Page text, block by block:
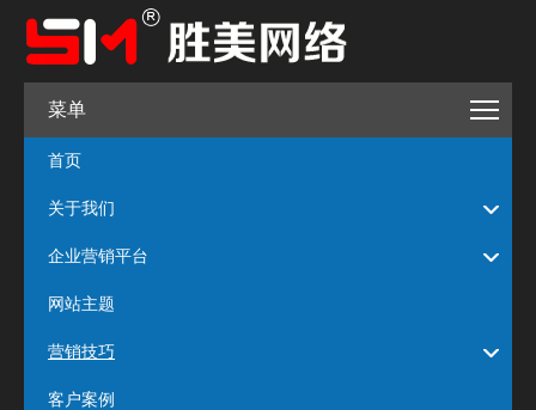
菜单
首页
关于我们
企业营销平台
网站主题
营销技巧
客户案例